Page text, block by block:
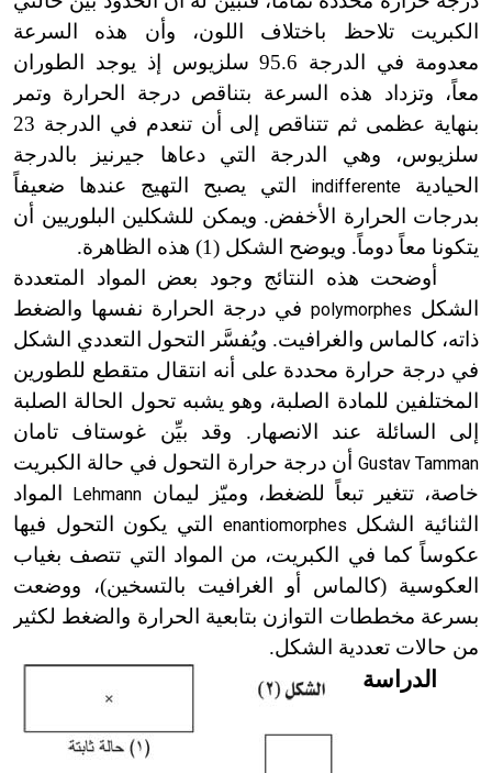
الكبريت تلاحظ باختلاف اللون، وأن هذه السرعة
معدومة في الدرجة 95.6 سلزيوس إذ يوجد الطوران
معاً، وتزداد هذه السرعة بتناقص درجة الحرارة وتمر
بنهاية عظمى ثم تتناقص إلى أن تنعدم في الدرجة 23
سلزيوس، وهي الدرجة التي دعاها جيرنيز بالدرجة
الحيادية indifferente
التي يصبح التهيج عندها ضعيفاً
بدرجات الحرارة الأخفض. ويمكن للشكلين البلوريين أن
يتكونا معاً دوماً. ويوضح الشكل (1) هذه الظاهرة.
أوضحت هذه النتائج وجود بعض المواد المتعددة
الشكل polymorphes في درجة الحرارة نفسها والضغط
ذاته، كالماس والغرافيت. ويُفسَّر التحول التعددي الشكل
في درجة حرارة محددة على أنه انتقال متقطع للطورين
المختلفين للمادة الصلبة، وهو يشبه تحول الحالة الصلبة
إلى السائلة عند الانصهار. وقد بيِّن غوستاف تامان
Gustav Tamman أن درجة حرارة التحول في حالة الكبريت
خاصة، تتغير تبعاً للضغط، وميّز ليمان Lehmann
المواد
الثنائية الشكل enantiomorphes التي يكون التحول فيها
عكوساً كما في الكبريت، من المواد التي تتصف بغياب
العكوسية (كالماس أو الغرافيت بالتسخين)، ووضعت
بسرعة مخططات التوازن بتابعية الحرارة والضغط لكثير
من حالات تعددية الشكل.
الدراسة